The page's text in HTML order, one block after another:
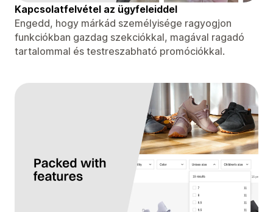
Kapcsolatfelvétel az ügyfeleiddel
Engedd, hogy márkád személyisége ragyogjon
funkciókban gazdag szekciókkal, magával ragadó
tartalommal és testreszabható promóciókkal.